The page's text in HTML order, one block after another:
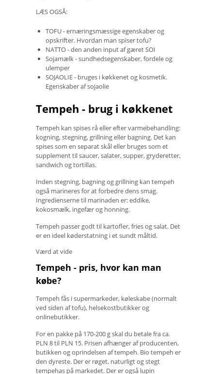
LÆS OGSÅ:
TOFU - ernæringsmæssige egenskaber og
opskrifter. Hvordan man spiser tofu?
NATTO - den anden input af gæret SOI
Sojamælk - sundhedsegenskaber, fordele og
ulemper
SOJAOLIE - bruges i køkkenet og kosmetik.
Egenskaber af sojaolie
Tempeh - brug i køkkenet
Tempeh kan spises rå eller efter varmebehandling:
kogning, stegning, grillning eller bagning. Det kan
spises som en separat skål eller bruges som et
supplement til saucer, salater, supper, gryderetter,
sandwich og tortillas.
Inden stegning, bagning og grillning kan tempeh
også marineres for at forbedre dens smag.
Ingredienserne til marinaden er: eddike,
kokosmælk, ingefær og honning.
Tempeh passer godt til kartofler, fries og salat. Det
er en ideel køderstatning i et sundt måltid.
Værd at vide
Tempeh - pris, hvor kan man
købe?
Tempeh fås i supermarkeder, køleskabe (normalt
ved siden af ​​tofu), helsekostbutikker og
onlinebutikker.
For en pakke på 170-200 g skal du betale fra ca.
PLN 8 til PLN 15. Prisen afhænger af producenten,
butikken og oprindelsen af ​​tempeh. Bio tempeh er
den dyreste. Der er røget, naturligt og stegt
tempehas på markedet. Der er også lupin